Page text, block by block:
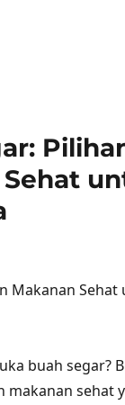
Makanan
buah segar?
makanan sehat